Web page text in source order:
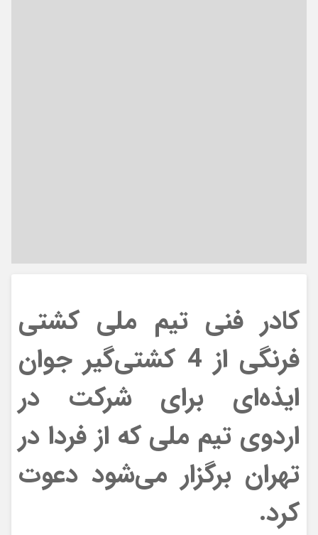
کادر فنی تیم ملی کشتی
فرنگی از 4 کشتی‌گیر جوان
ایذه‌ای برای شرکت در
اردوی تیم ملی که از فردا در
تهران برگزار می‌شود دعوت
کرد.